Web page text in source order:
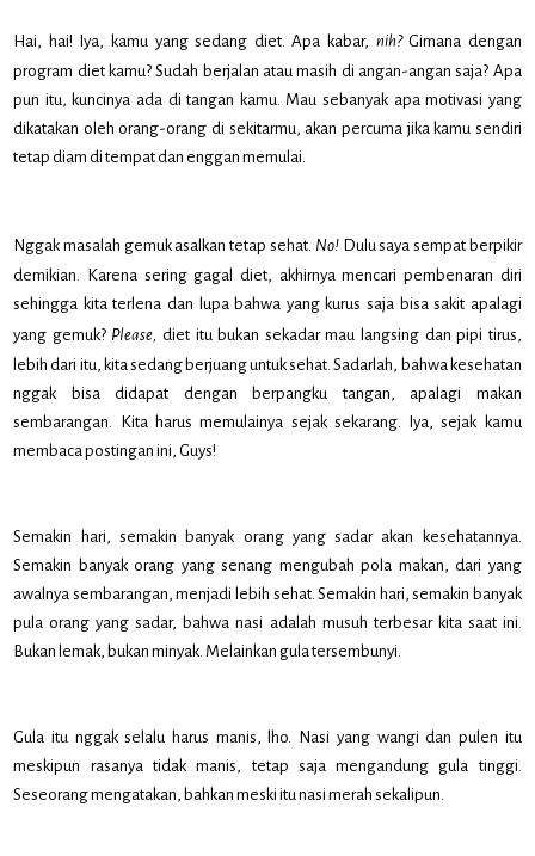
Hai, hai! Iya, kamu yang sedang diet. Apa kabar, nih?Gimana dengan
program diet kamu? Sudah berjalan atau masih di angan-angan saja? Apa
pun itu, kuncinya ada di tangan kamu. Mau sebanyak apa motivasi yang
dikatakan oleh orang-orang di sekitarmu, akan percuma jika kamu sendiri
tetap diam di tempat dan enggan memulai.
Nggak masalah gemuk asalkan tetap sehat. No! Dulu saya sempat berpikir
demikian. Karena sering gagal diet, akhirnya mencari pembenaran diri
sehingga kita terlena dan lupa bahwa yang kurus saja bisa sakit apalagi
yang gemuk? Please,diet itu bukan sekadar mau langsing dan pipi tirus,
lebih dari itu, kita sedang berjuang untuk sehat. Sadarlah, bahwa kesehatan
nggak bisa didapat dengan berpangku tangan, apalagi makan
sembarangan. Kita harus memulainya sejak sekarang. Iya, sejak kamu
membaca postingan ini, Guys!
Semakin hari, semakin banyak orang yang sadar akan kesehatannya.
Semakin banyak orang yang senang mengubah pola makan, dari yang
awalnya sembarangan, menjadi lebih sehat. Semakin hari, semakin banyak
pula orang yang sadar, bahwa nasi adalah musuh terbesar kita saat ini.
Bukan lemak, bukan minyak. Melainkan gula tersembunyi.
Gula itu nggak selalu harus manis, lho. Nasi yang wangi dan pulen itu
meskipun rasanya tidak manis, tetap saja mengandung gula tinggi.
Seseorang mengatakan, bahkan meski itu nasi merah sekalipun.